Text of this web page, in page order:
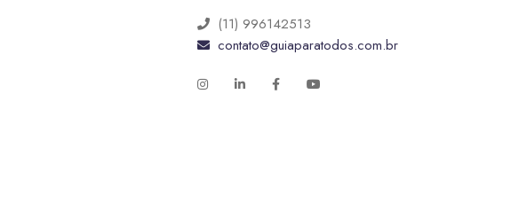
(11) 996142513
contato@guiaparatodos.com.br